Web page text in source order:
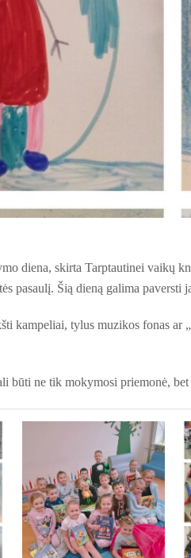
diena, skirta Tarptautinei vaikų
pasaulį. Šią dieną galima
kampeliai, tylus muzikos fonas ar
būti ne tik mokymosi priemonė,